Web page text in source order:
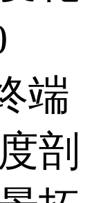
端
剖